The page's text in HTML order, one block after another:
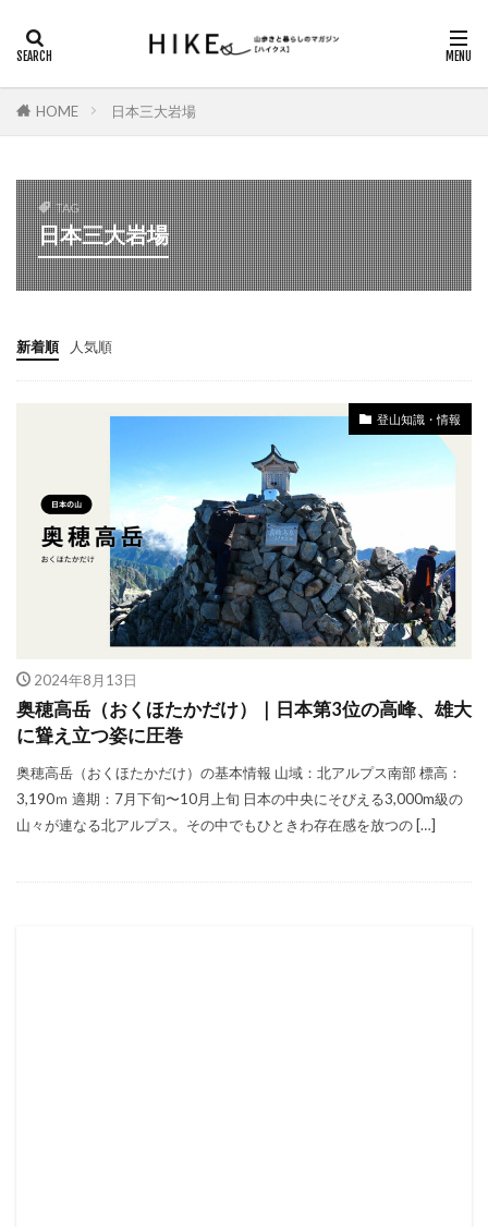
HOME 日本三大岩場
TAG
日本三大岩場
新着順 人気順
登山知識・情報
2024年8月13日
奥穂高岳（おくほたかだけ）｜日本第3位の高峰、雄大
に聳え立つ姿に圧巻
奥穂高岳（おくほたかだけ）の基本情報 山域：北アルプス南部 標高：
3,190ｍ 適期：7月下旬〜10月上旬 日本の中央にそびえる3,000m級の
山々が連なる北アルプス。その中でもひときわ存在感を放つの […]
カテゴリー
DAYキャンプ ガスバーナー
シダンゴ山
にっぽん里山紀行
ハイキング
ヤマノススメ巡礼
ロックガーデン
三重県の山歩き
丹沢山地
信州百名山
南アルプス
島根県の山歩き
御前山
御岳山
新・花の百名山
新日本百名山
日本三大岩場
日本二百名山
日本夜景100選
日本百名山
朝熊山
東京の山歩き
東京都の山歩き
栃木県の山歩き
棒ノ折山
檜洞丸
瑞牆山 登山アプリ
登山ブランド
登山マナー
登山映画
神奈川県の山歩き
美の山
群馬県の山歩き
表銀座
袈裟丸山 赤岳
里山活動
長野県の山歩き
関東の山歩き
隠岐諸島